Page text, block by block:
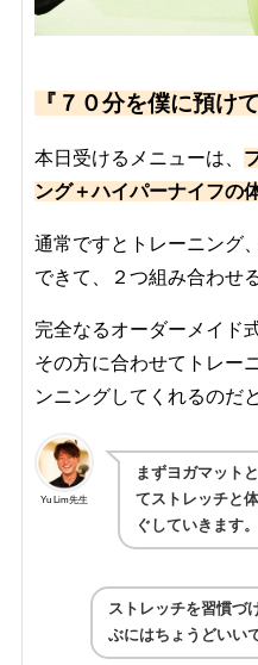
『７０分を僕に預け
本日受けるメニューは、
ング＋ハイパーナイフの
通常ですとトレーニング
できて、２つ組み合わせ
完全なるオーダーメイド
その方に合わせてトレー
ンニングしてくれるのだ
Yu Lim先生
まずヨガマット
てストレッチと
ぐしていきます。
ストレッチを習慣づ
ぶにはちょうどいい